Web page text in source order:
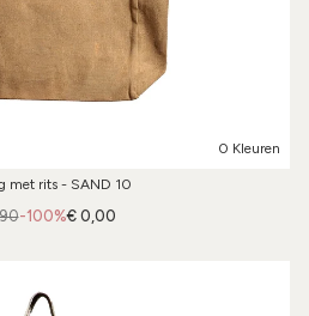
0 Kleuren
met rits - SAND 10
-100%€ 0,00